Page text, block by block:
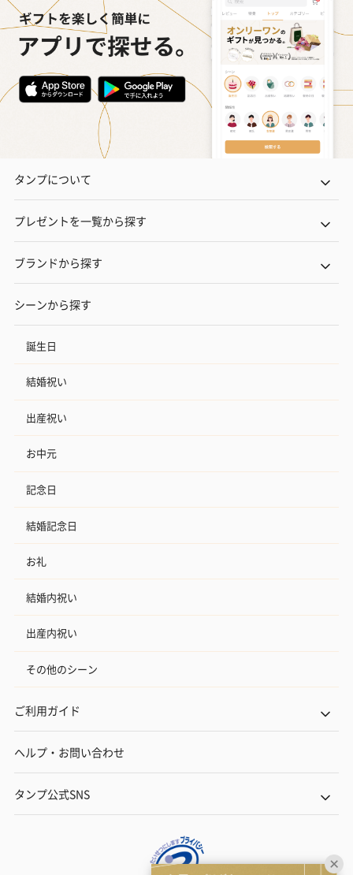
タンプについて
プレゼントを一覧から探す
ブランドから探す
シーンから探す
誕生日
結婚祝い
出産祝い
お中元
記念日
結婚記念日
お礼
結婚内祝い
出産内祝い
その他のシーン
ご利用ガイド
ヘルプ・お問い合わせ
タンプ公式SNS